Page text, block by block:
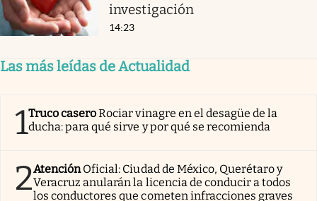
investigación
14:23
Las más leídas de Actualidad
1Truco caseroRociar vinagre en el desagüe de la
ducha: para qué sirve y por qué se recomienda
2AtenciónOficial: Ciudad de México, Querétaro y
Veracruz anularán la licencia de conducir a todos
los conductores que cometen infracciones graves